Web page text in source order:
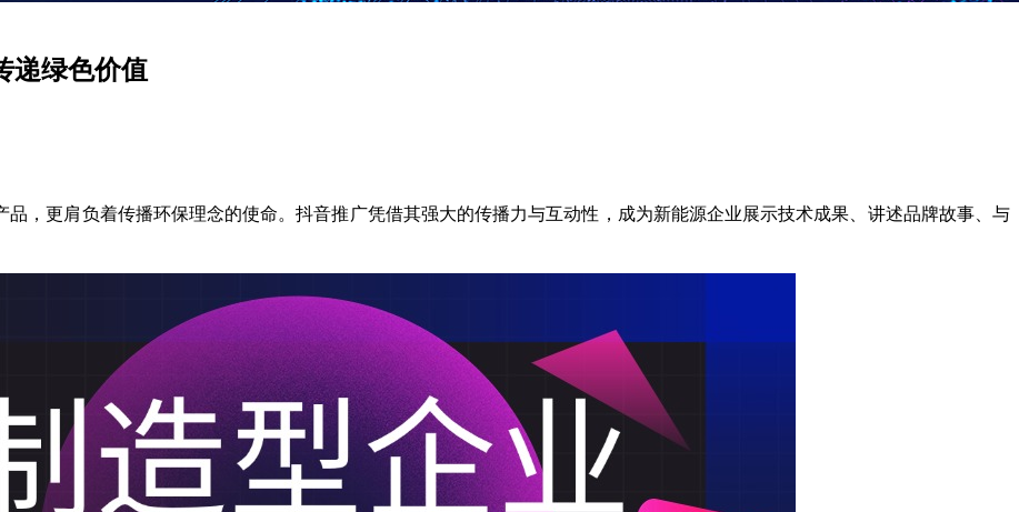
递绿色价值
，更肩负着传播环保理念的使命。抖音推广凭借其强大的传播力与互动性，成为新能源企业展示技术成果、讲述品牌故事、与